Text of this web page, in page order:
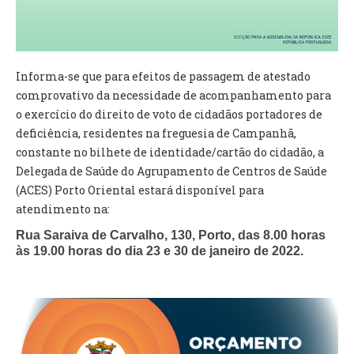
CONSTITUIÇÃO
PRESIDENTE
EXECUTIVO E PELOUROS
ASSEMBLEIA DE FREGUESIA
GRAVAÇÕES DAS REUNIÕES PÚBLICAS DO EXECUTIVO
REGULAMENTOS E TAXAS
PLANO E ORÇAMENTO
RELATÓRIO E CONTAS
Informa-se que para efeitos de passagem de atestado
comprovativo da necessidade de acompanhamento para
o exercício do direito de voto de cidadãos portadores de
deficiência, residentes na freguesia de Campanhã,
constante no bilhete de identidade/cartão do cidadão, a
Delegada de Saúde do Agrupamento de Centros de Saúde
(ACES) Porto Oriental estará disponível para
atendimento na:
Rua Saraiva de Carvalho, 130, Porto, das 8.00 horas
às 19.00 horas do dia 23 e 30 de janeiro de 2022.